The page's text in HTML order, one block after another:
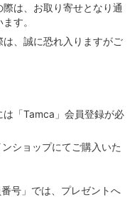
は、お取り寄せとなり通
す。
、誠に恐れ入りますがご
「Tamca」会員登録が必
ンショップにてご購⼊いた
号」では、プレゼントへ